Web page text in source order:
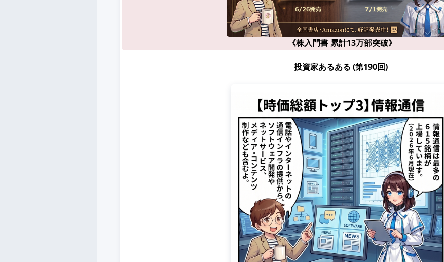
《株入門書 累計13万部突破》
投資家あるある (第190回)